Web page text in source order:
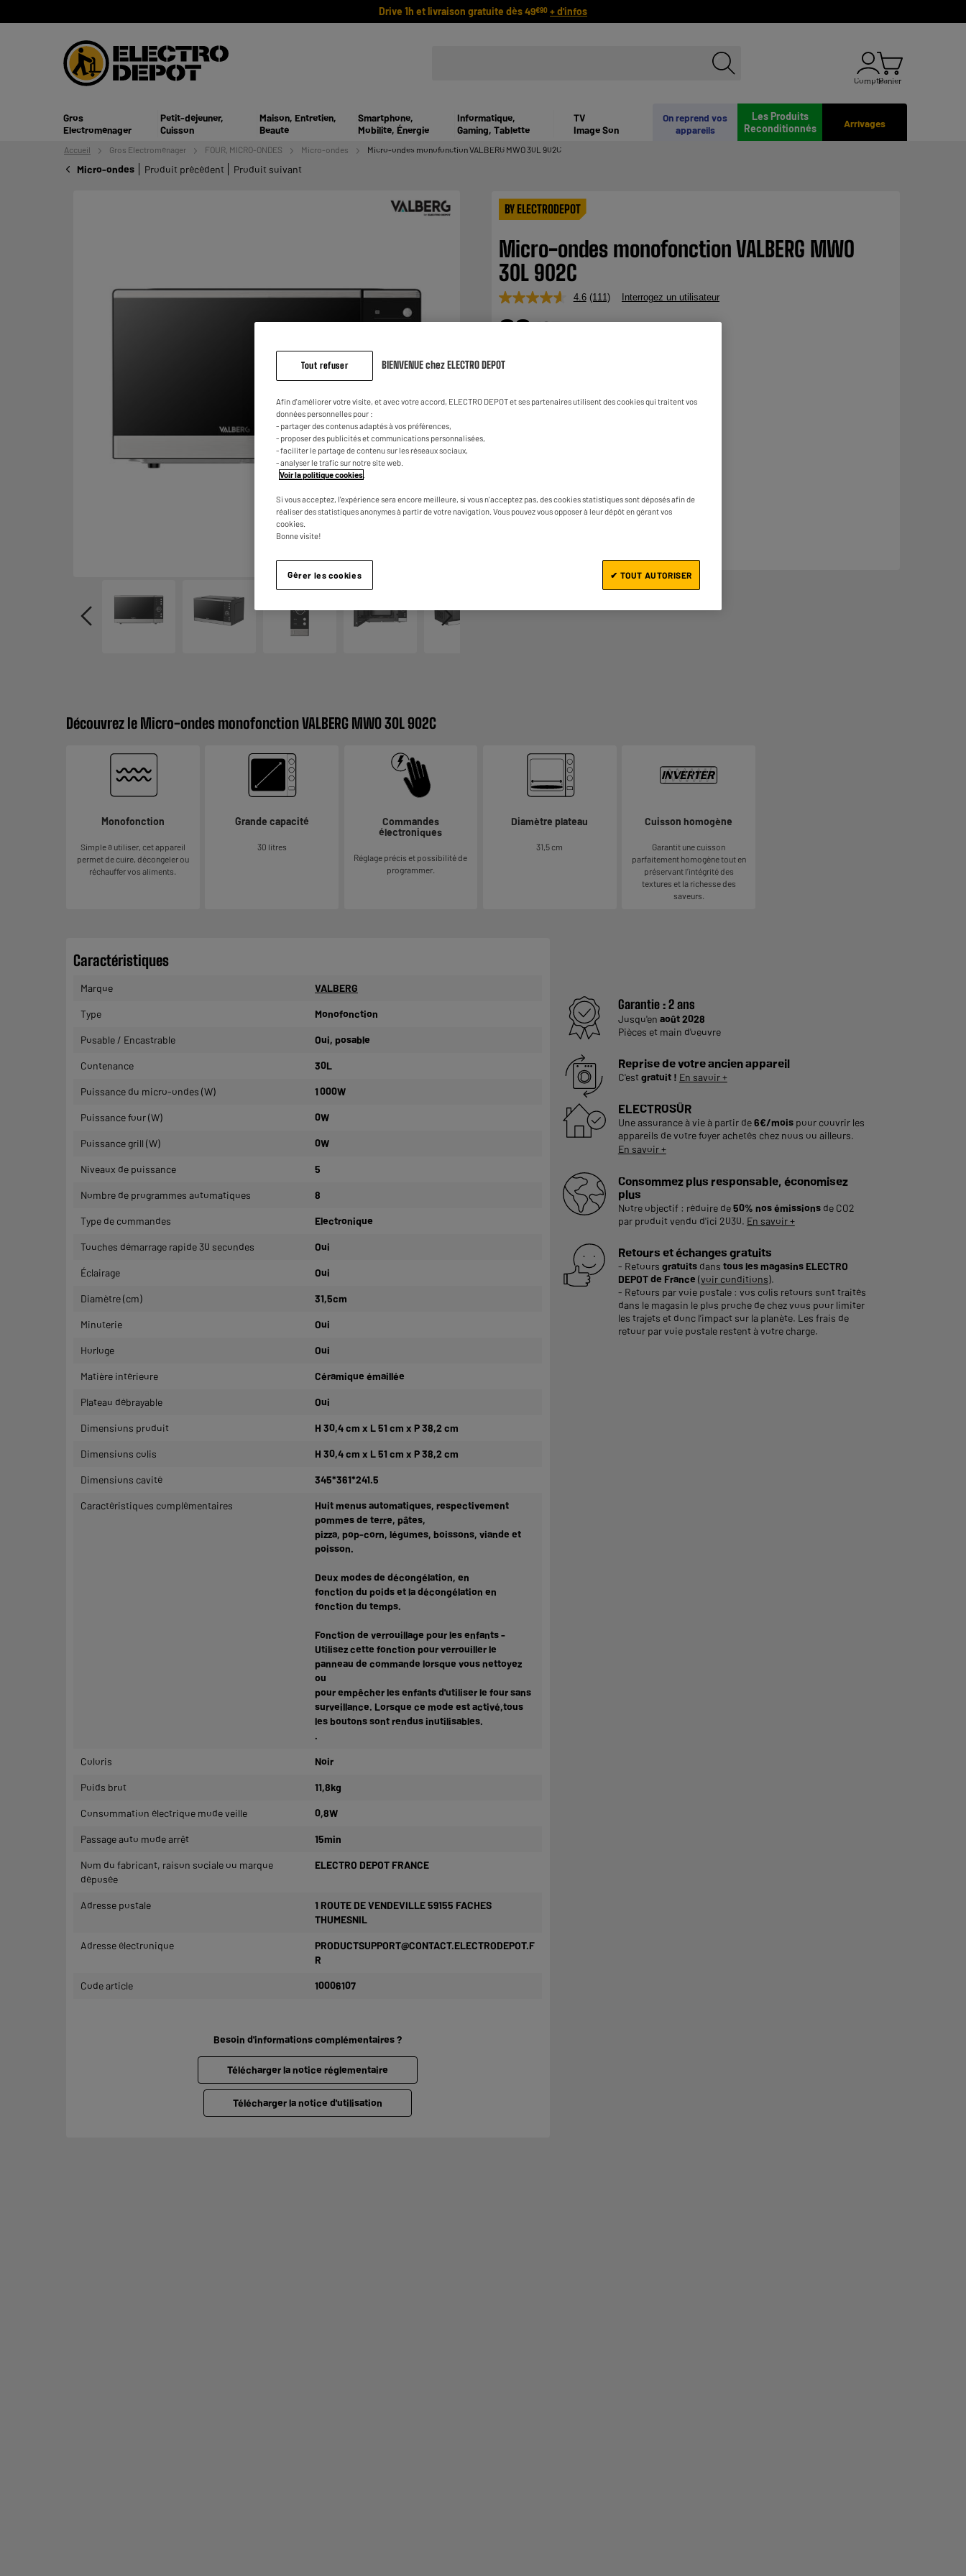
Drive 1h et livraison gratuite dès 49€90 + d'infos
ComptePanier
Arrivages
Les Produits
Reconditionnés
On reprend vos
appareils
Gros
Electroménager
Petit-déjeuner,
Cuisson
Maison, Entretien,
Beauté
Smartphone,
Mobilité, Énergie
Informatique,
Gaming, Tablette
TV
Image Son
Accueil Gros Electroménager FOUR, MICRO-ONDES Micro-ondes Micro-ondes monofonction VALBERG MWO 30L 902C
Micro-ondes Produit précédent Produit suivant
BY ELECTRODEPOT
Micro-ondes monofonction VALBERG MWO
30L 902C
4.6 Lire
avis.
(111) Interrogez un utilisateur
99
Dont
Découvrez le Micro-ondes monofonction VALBERG MWO 30L 902C
Monofonction
Simple à utiliser, cet appareil
permet de cuire, décongeler ou
réchauffer vos aliments.
Grande capacité
30 litres
Commandes
électroniques
Réglage précis et possibilité de
programmer.
Diamètre plateau
31,5 cm
Cuisson homogène
Garantit une cuisson
parfaitement homogène tout en
préservant l’intégrité des
textures et la richesse des
saveurs.
Garantie :2 ans
Jusqu'en août 2028
Pièces et main d'oeuvre
Reprise de votre ancien appareil
C'estgratuit ! En savoir +
ELECTROSÛR
Une assurance à vie à partir de6€/moispour couvrir les
appareils de votre foyer achetés chez nous ou ailleurs.
En savoir +
Consommez plus responsable, économisez
plus
Notre objectif : réduire de50% nos émissionsde CO2
par produit vendu d'ici 2030. En savoir +
Retours et échanges gratuits
- Retours gratuitsdans tous les magasins ELECTRO
DEPOT de France (voir conditions).
- Retours par voie postale : vos colis retours sont traités
dans le magasin le plus proche de chez vous pour limiter
les trajets et donc l’impact sur la planète. Les frais de
retour par voie postale restent à votre charge.
Caractéristiques
Marque VALBERG
Type Monofonction
Posable / Encastrable Oui, posable
Contenance 30L
Puissance du micro-ondes (W) 1 000W
Puissance four (W) 0W
Puissance grill (W) 0W
Niveaux de puissance 5
Nombre de programmes automatiques 8
Type de commandes Electronique
Touches démarrage rapide 30 secondes Oui
Éclairage Oui
Diamètre (cm) 31,5cm
Minuterie Oui
Horloge Oui
Matière intérieure Céramique émaillée
Plateau débrayable Oui
Dimensions produit H 30,4 cm x L 51 cm x P 38,2 cm
Dimensions colis H 30,4 cm x L 51 cm x P 38,2 cm
Dimensions cavité 345*361*241.5
Caractéristiques complémentaires
Huit menus automatiques, respectivement
pommes de terre, pâtes,
pizza, pop-corn, légumes, boissons, viande et
poisson.
Deux modes de décongélation, en
fonction du poids et la décongélation en
fonction du temps.
Fonction de verrouillage pour les enfants -
Utilisez cette fonction pour verrouiller le
panneau de commande lorsque vous nettoyez
ou
pour empêcher les enfants d'utiliser le four sans
surveillance. Lorsque ce mode est activé,tous
les boutons sont rendus inutilisables.
.
Coloris Noir
Poids brut 11,8kg
Consommation électrique mode veille 0,8W
Passage auto mode arrêt 15min
Nom du fabricant, raison sociale ou marque
déposée
ELECTRO DEPOT FRANCE
Adresse postale
1 ROUTE DE VENDEVILLE 59155 FACHES
THUMESNIL
Adresse électronique
PRODUCTSUPPORT@CONTACT.ELECTRODEPOT.F
R
Code article 10006107
Besoin d'informations complémentaires ?
Télécharger la notice réglementaire
Télécharger la notice d'utilisation
Tout refuser BIENVENUE chez ELECTRO DEPOT
Afin d'améliorer votre visite, et avec votre accord, ELECTRO DEPOT et ses partenaires utilisent des cookies qui traitent vos
données personnelles pour :
- partager des contenus adaptés à vos préférences,
- proposer des publicités et communications personnalisées,
- faciliter le partage de contenu sur les réseaux sociaux,
- analyser le trafic sur notre site web.
Voir la politique cookies
Si vous acceptez, l'expérience sera encore meilleure, si vous n'acceptez pas, des cookies statistiques sont déposés afin de
réaliser des statistiques anonymes à partir de votre navigation. Vous pouvez vous opposer à leur dépôt en gérant vos
cookies.
Bonne visite!
Gérer les cookies ✔ TOUT AUTORISER